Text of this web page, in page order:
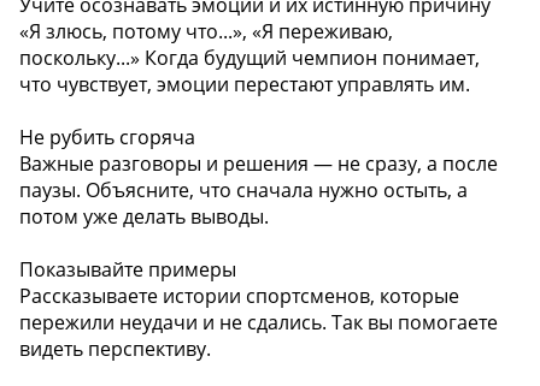
«Я злюсь, потому что...», «Я переживаю,
поскольку...» Когда будущий чемпион понимает,
что чувствует, эмоции перестают управлять им.
Не рубить сгоряча
Важные разговоры и решения — не сразу, а после
паузы. Объясните, что сначала нужно остыть, а
потом уже делать выводы.
Показывайте примеры
Рассказываете истории спортсменов, которые
пережили неудачи и не сдались. Так вы помогаете
видеть перспективу.